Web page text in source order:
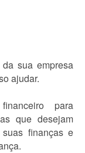
sua empresa
ajudar.
para
que desejam
suas finanças e